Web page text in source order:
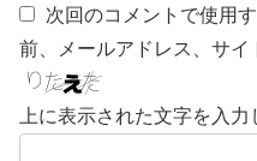
次回のコメントで使用
前、メールアドレス、サイ
上に表示された文字を入力